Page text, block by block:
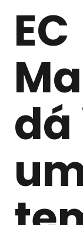
EC
dá